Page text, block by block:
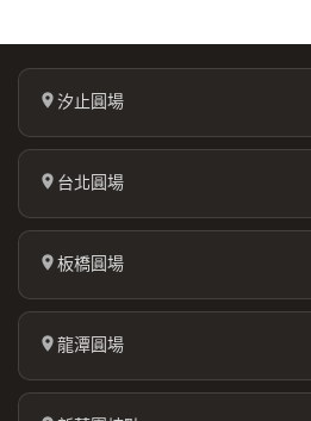
汐止圓場
台北圓場
板橋圓場
龍潭圓場